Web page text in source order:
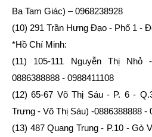
Ba Tam Giác) – 0968238928
(10) 291 Trần Hưng Đạo - Phố 1 -
*Hồ Chí Minh:
(11) 105-111 Nguyễn Thị
0886388888 - 0988411108
(12) 65-67 Võ Thị Sáu - P. 6 -
Trưng - Võ Thị Sáu) -0886388888 -
(13) 487 Quang Trung - P.10 - Gò